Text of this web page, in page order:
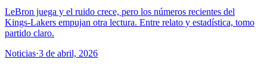
LeBron juega y el ruido crece, pero los números recientes del
Kings-Lakers empujan otra lectura. Entre relato y estadística, tomo
partido claro.
Noticias·3 de abril, 2026